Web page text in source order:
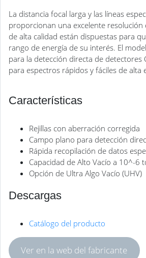
La distancia focal larga y las líneas
proporcionan una excelente resolución
de alta calidad están dispuestas para
rango de energía de su interés. El
para la detección directa de detectores
para espectros rápidos y fáciles de alta
Características
Rejillas con aberración corregida
Campo plano para detección
Rápida recopilación de datos
Capacidad de Alto Vacío a 10^-6
Opción de Ultra Algo Vacío (UHV)
Descargas
Catálogo del producto
Ver en la web del fabricante